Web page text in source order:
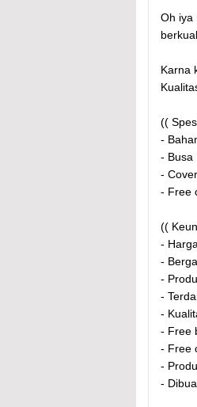
Oh iya
Karna
((
-
- Busa
-
- Free
((
-
-
-
-
-
- Free
- Free
-
-